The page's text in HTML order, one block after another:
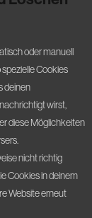
oder manuell
Cookies
deinen
wirst,
diese Möglichkeiten
nicht richtig
Cookies in deinem
Website erneut